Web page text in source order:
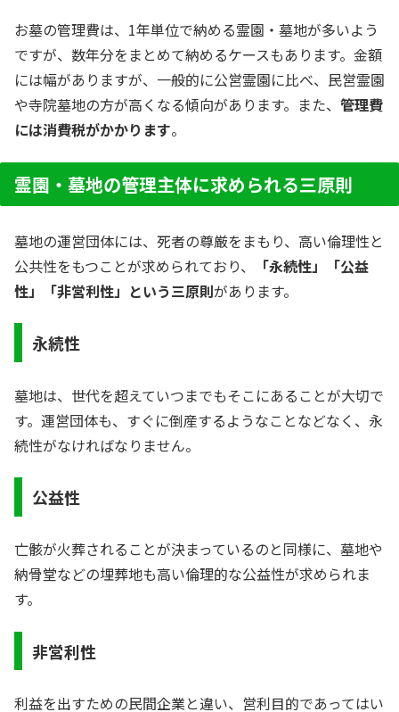
お墓の管理費は、1年単位で納める霊園・墓地が多いよう
ですが、数年分をまとめて納めるケースもあります。金額
には幅がありますが、一般的に公営霊園に比べ、民営霊園
や寺院墓地の方が高くなる傾向があります。また、 管理費
には消費税がかかります。
霊園・墓地の管理主体に求められる三原則
墓地の運営団体には、死者の尊厳をまもり、高い倫理性と
公共性をもつことが求められており、
「永続性」「公益
性」「非営利性」という三原則があります。
永続性
墓地は、世代を超えていつまでもそこにあることが大切で
す。運営団体も、すぐに倒産するようなことなどなく、永
続性がなければなりません。
公益性
亡骸が火葬されることが決まっているのと同様に、墓地や
納骨堂などの埋葬地も高い倫理的な公益性が求められま
す。
非営利性
利益を出すための民間企業と違い、営利目的であってはい